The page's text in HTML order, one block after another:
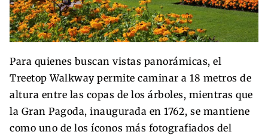
Para quienes buscan vistas panorámicas, el
Treetop Walkway permite caminar a 18 metros de
altura entre las copas de los árboles, mientras que
la Gran Pagoda, inaugurada en 1762, se mantiene
como uno de los íconos más fotografiados del